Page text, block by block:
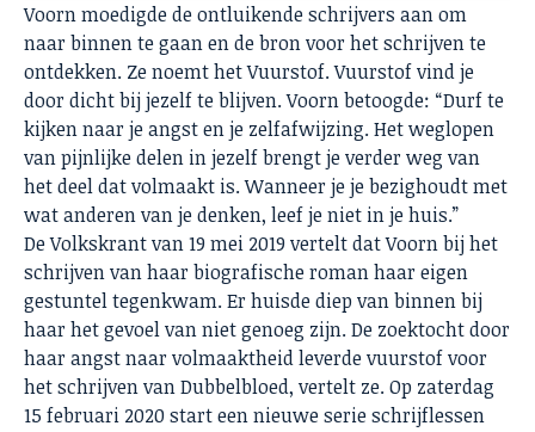
Voorn moedigde de ontluikende schrijvers aan om
naar binnen te gaan en de bron voor het schrijven te
ontdekken. Ze noemt het Vuurstof. Vuurstof vind je
door dicht bij jezelf te blijven. Voorn betoogde: “Durf te
kijken naar je angst en je zelfafwijzing. Het weglopen
van pijnlijke delen in jezelf brengt je verder weg van
het deel dat volmaakt is. Wanneer je je bezighoudt met
wat anderen van je denken, leef je niet in je huis.”
De Volkskrant van 19 mei 2019 vertelt dat Voorn bij het
schrijven van haar biografische roman haar eigen
gestuntel tegenkwam. Er huisde diep van binnen bij
haar het gevoel van niet genoeg zijn. De zoektocht door
haar angst naar volmaaktheid leverde vuurstof voor
het schrijven van Dubbelbloed, vertelt ze. Op zaterdag
15 februari 2020 start een nieuwe serie schrijflessen